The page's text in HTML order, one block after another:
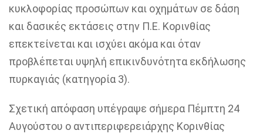
κυκλοφορίας προσώπων και οχημάτων σε δάση
και δασικές εκτάσεις στην Π.Ε. Κορινθίας
επεκτείνεται και ισχύει ακόμα και όταν
προβλέπεται υψηλή επικινδυνότητα εκδήλωσης
πυρκαγιάς (κατηγορία 3).
Σχετική απόφαση υπέγραψε σήμερα Πέμπτη 24
Αυγούστου ο αντιπεριφερειάρχης Κορινθίας